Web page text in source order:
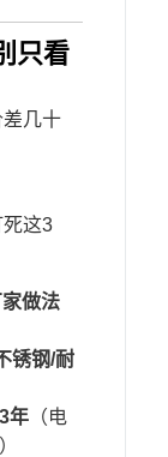
只看
差几十
这3
做法
锈钢/耐
年​ ​（电